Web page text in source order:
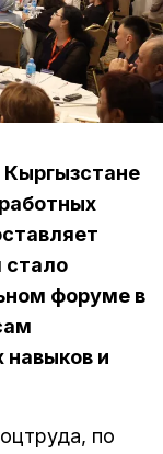
стало
форуме в
навыков и
по